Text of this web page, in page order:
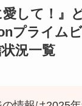
愛して！』
プライム
況一覧